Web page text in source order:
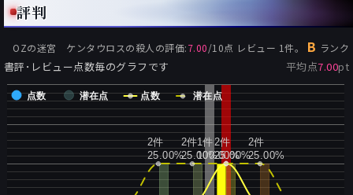
評判
OZの迷宮 ケンタウロスの殺人 の評価:7.00/10点 レビュー 1件。 B ランク
書評･レビュー点数毎のグラフです 平均点7.00pt
点数 潜在点 点数 潜在点
1件
100.00%
2件
25.00%
2件
25.00%
2件
25.00%
2件
25.00%